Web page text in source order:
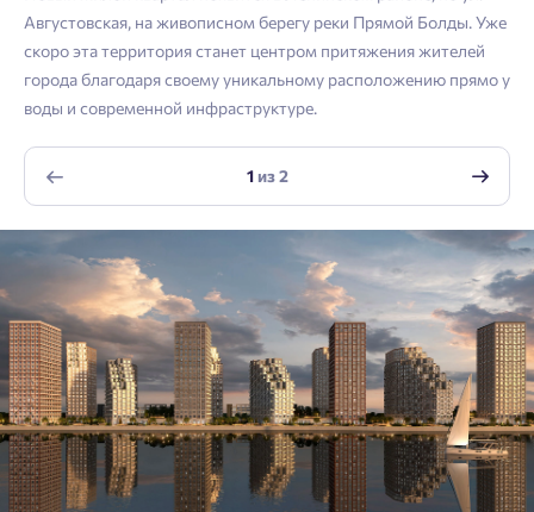
Email
персональных данных
Отправить
Августовская, на живописном берегу реки Прямой Болды. Уже
скоро эта территория станет центром притяжения жителей
города благодаря своему уникальному расположению прямо у
воды и современной инфраструктуре.
1из2
Отправить
Войти
Личный кабинет
Введите номер телефона, чтобы войти или
зарегистрироваться.
Телефон
Нажимая кнопку «Отправить», вы даёте согласие на обработку
персональных данных.
Подтвердить
Личный кабинет
Мы отправили код на номер .
Отправить